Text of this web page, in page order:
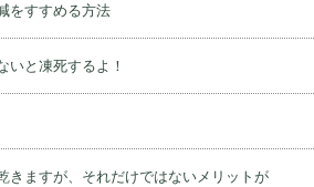
をすすめる方法
いと凍死するよ！
きますが、それだけではないメリットが